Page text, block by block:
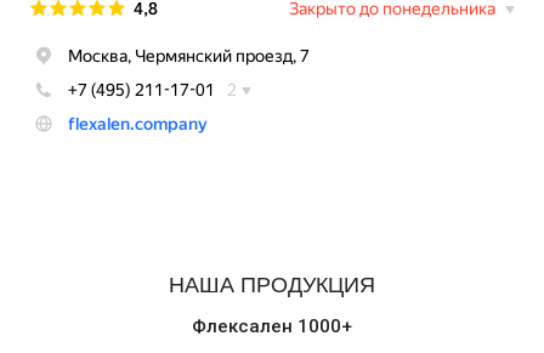
НАША ПРОДУКЦИЯ
Флексален 1000+